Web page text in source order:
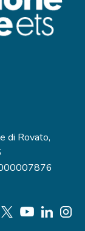
di Rovato,